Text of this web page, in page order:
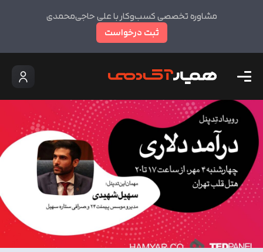
مشاوره تخصصی کسب‌وکار با علی حاجی‌محمدی
ثبت درخواست